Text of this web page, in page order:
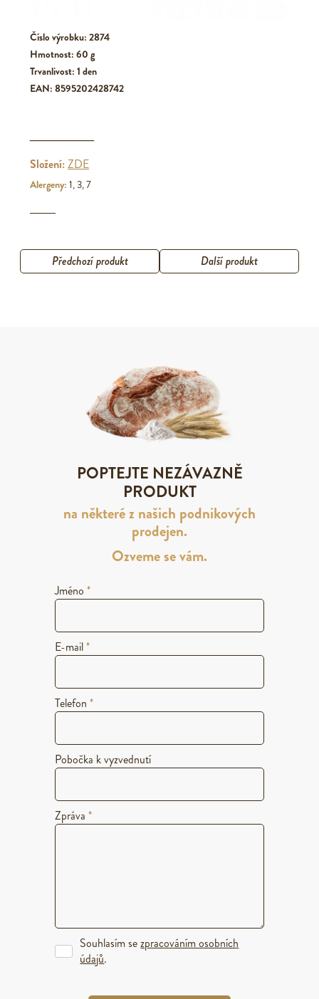
Číslo výrobku: 2874
Hmotnost: 60 g
Trvanlivost: 1 den
EAN: 8595202428742
Složení:ZDE
Alergeny: 1, 3, 7
Předchozí produkt Další produkt
POPTEJTE NEZÁVAZNĚ
PRODUKT
na některé z našich podnikových
prodejen.
Ozveme se vám.
Jméno *
E-mail*
Telefon *
Pobočka k vyzvednutí
Zpráva *
Souhlasím sezpracováním osobních
údajů.